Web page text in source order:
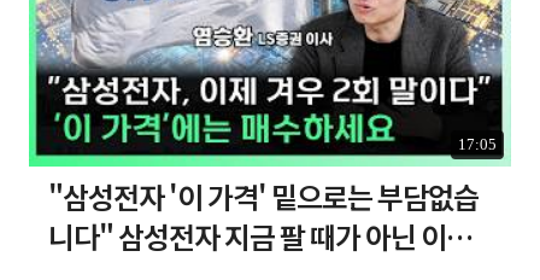
17:05
"삼성전자 '이 가격' 밑으로는 부담없습
니다" 삼성전자 지금 팔 때가 아닌 이유